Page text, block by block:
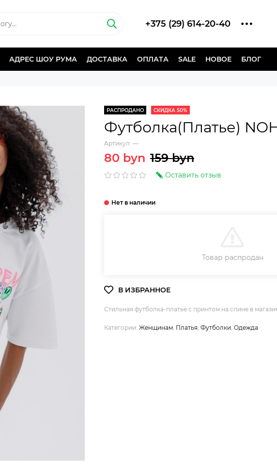
+375 (29) 614-20-40
АДРЕС ШОУ РУМА ДОСТАВКА ОПЛАТА SALE НОВОЕ БЛОГ
РАСПРОДАНО СКИДКА 50%
Футболка(Платье)
Артикул: —
80 byn 159 byn
Оставить отзыв
Товар распродан
Стильная футболка-платье с принтом на спине в
Категории: Женщинам Платья Футболки Одежда